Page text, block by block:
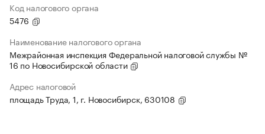
Код налогового органа
5476
Наименование налогового органа
Межрайонная инспекция Федеральной налоговой службы №
16 по Новосибирской области
Адрес налоговой
площадь Труда, 1, г. Новосибирск, 630108